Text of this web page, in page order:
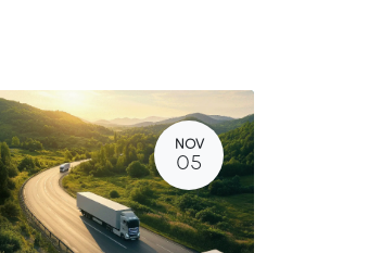
NOV
05